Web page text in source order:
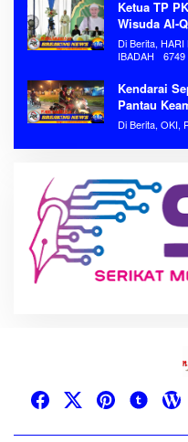
Ketua TP
Wisuda Al-
Di Berita,
IBADAH
6749
Kendarai
Pantau
Di Berita, OKI,